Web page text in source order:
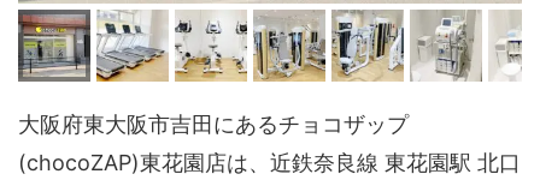
大阪府東大阪市吉田にあるチョコザップ
(chocoZAP)東花園店は、近鉄奈良線 東花園駅 北口